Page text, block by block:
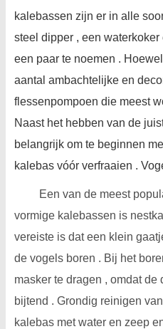
kalebassen zijn er in alle
steel dipper , een
een paar te noemen .
aantal ambachtelijke en
flessenpompoen die meest
Naast het hebben van de
belangrijk om te beginnen
kalebas vóór verfraaien .
Een van de meest
vormige kalebassen is
vereiste is dat een klein
de vogels boren . Bij het
masker te dragen , omdat
bijtend . Grondig reinigen
kalebas met water en zeep